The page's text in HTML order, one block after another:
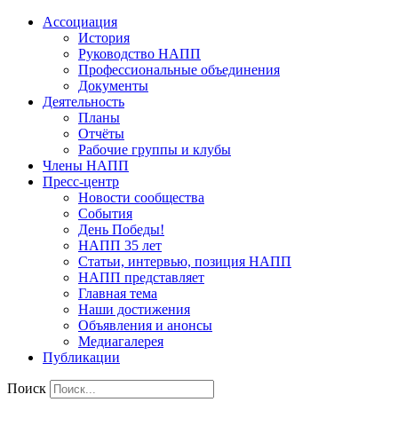
Ассоциация
История
Руководство НАПП
Профессиональные объединения
Документы
Деятельность
Планы
Отчёты
Рабочие группы и клубы
Члены НАПП
Пресс-центр
Новости сообщества
События
День Победы!
НАПП 35 лет
Статьи, интервью, позиция НАПП
НАПП представляет
Главная тема
Наши достижения
Объявления и анонсы
Медиагалерея
Публикации
Поиск